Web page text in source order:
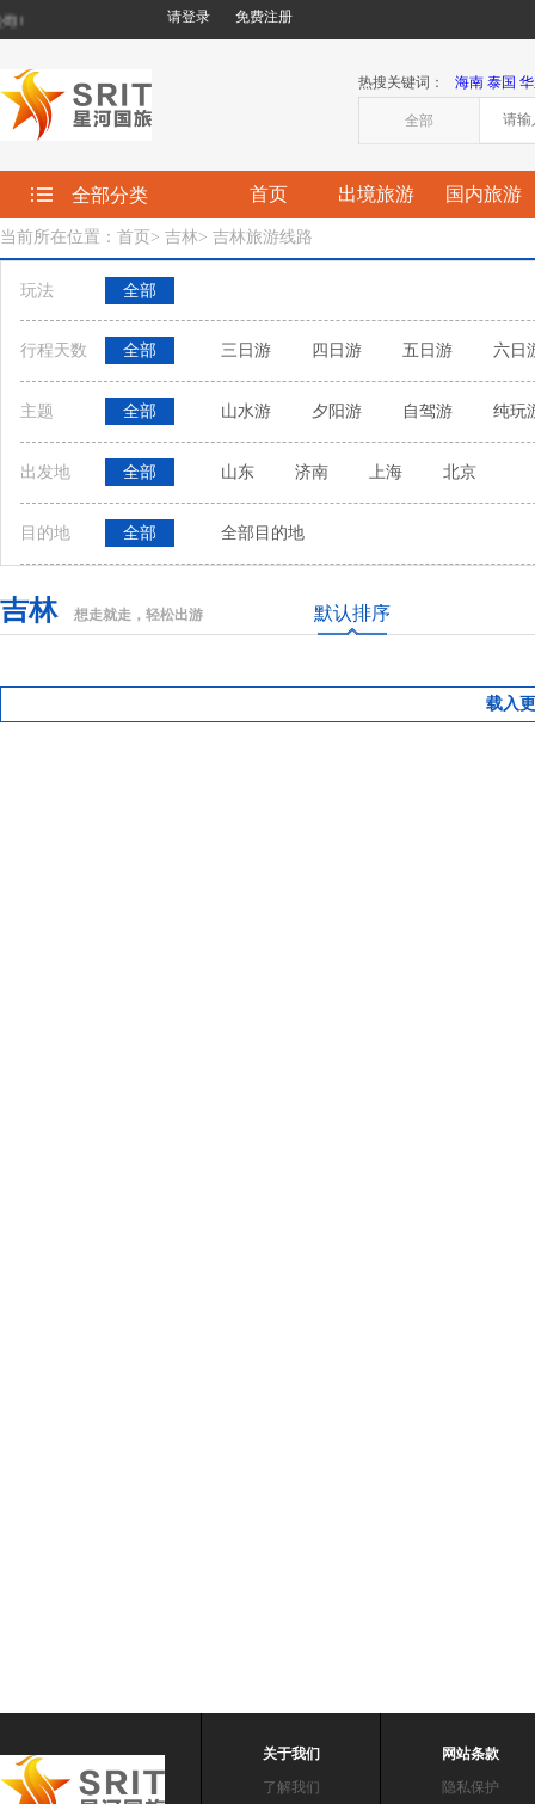
请登录 免费注册
热搜关键词： 海南 泰国
全部
全部分类 首页 出境旅游 国内旅游
当前所在位置：首页 > 吉林> 吉林旅游线路
玩法 全部
行程天数 全部 三日游 四日游 五日游 六日
主题 全部 山水游 夕阳游 自驾游 纯玩
出发地 全部 山东 济南 上海 北京
目的地 全部 全部目的地
吉林 想走就走，轻松出游 默认排序
载入
关于我们
了解我们
网站条款
隐私保护